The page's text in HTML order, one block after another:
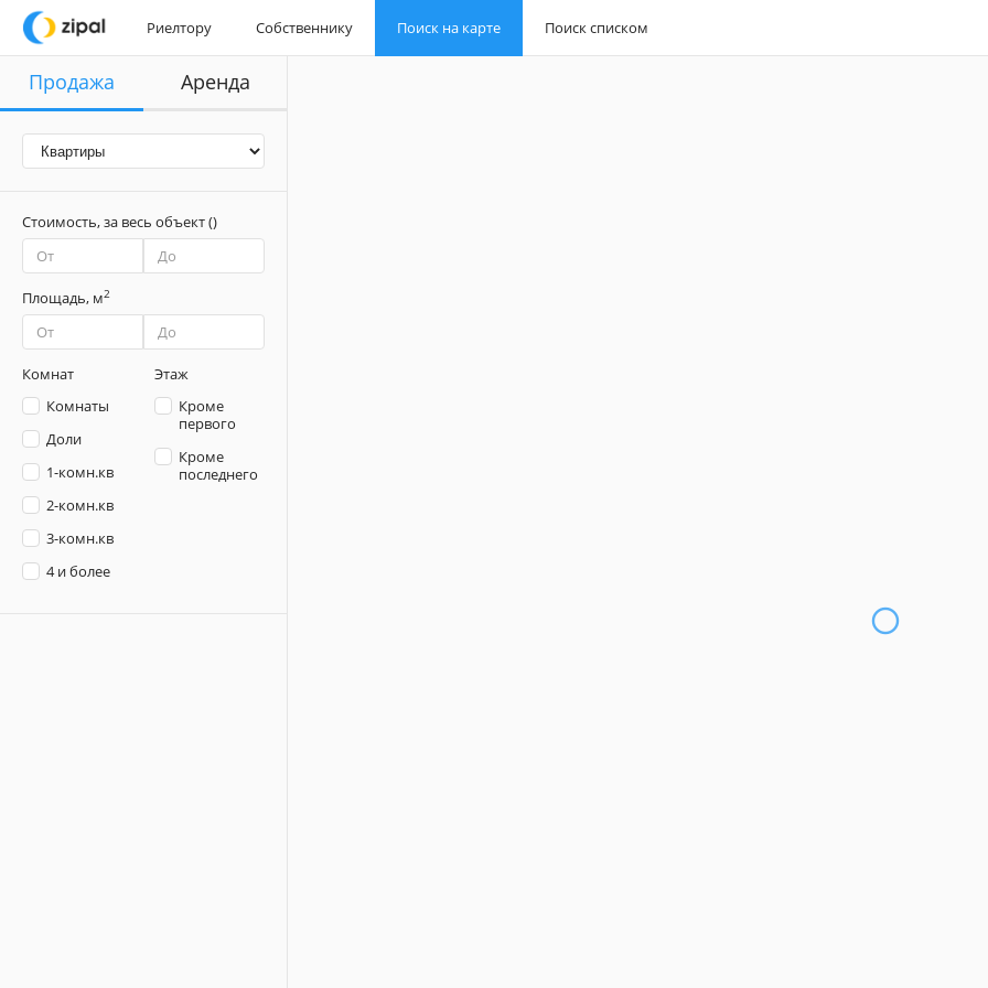
Риелтору Собственнику Поиск на карте Поиск списком
Риелтору Собственнику Поиск на карте Поиск списком
Продажа Аренда
Стоимость,за весь объект()
Площадь, м2
Комнат
Комнаты
Доли
1-комн.кв
2-комн.кв
3-комн.кв
4 и более
Этаж
Кроме
первого
Кроме
последнего